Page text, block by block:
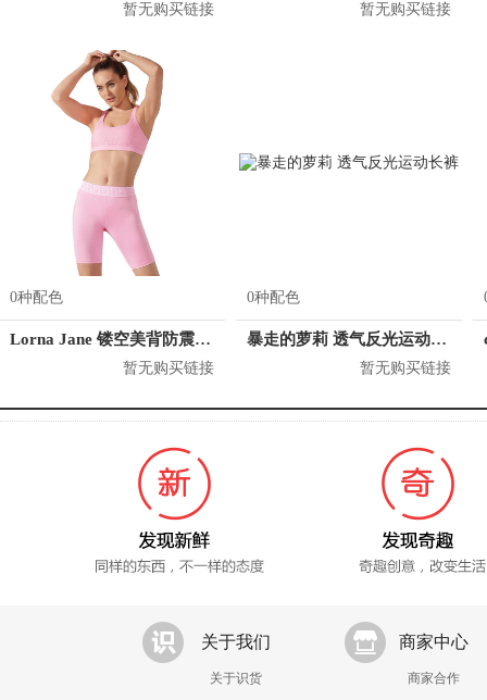
暂无购买链接 暂无购买链接
0种配色
Lorna Jane 镂空美背防震运动内衣 121942
暂无购买链接
0种配色
暴走的萝莉 透气反光运动长裤
暂无购买链接
关于我们
关于识货
商家中心
商家合作